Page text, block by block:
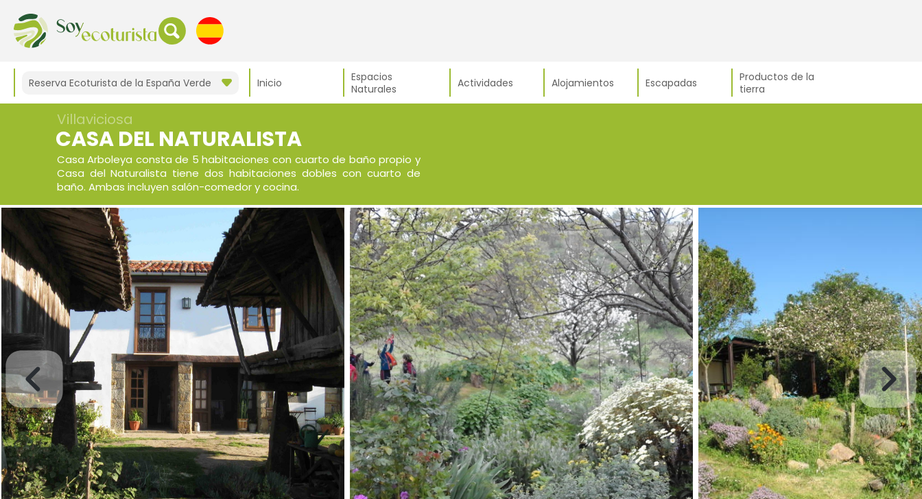
Reserva Ecoturista de la España Verde Inicio
Espacios
Naturales
Actividades Alojamientos Escapadas
Productos de la
tierra
Villaviciosa
CASA DEL NATURALISTA
Casa Arboleya consta de 5 habitaciones con cuarto de baño propio y
Casa del Naturalista tiene dos habitaciones dobles con cuarto de
baño. Ambas incluyen salón-comedor y cocina.